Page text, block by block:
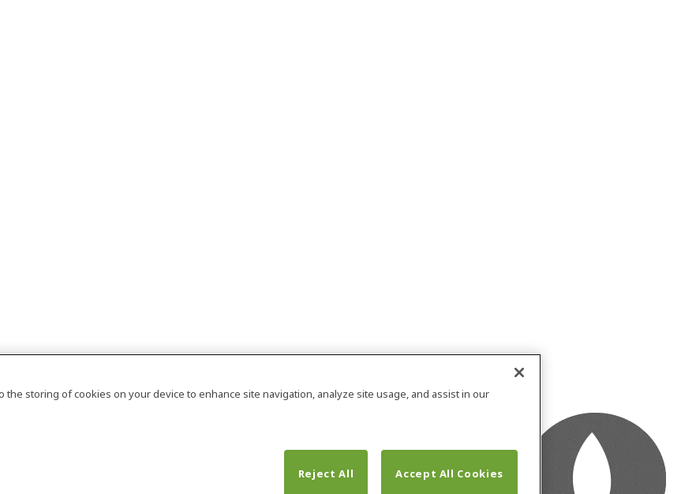
the storing of cookies on your device to enhance site navigation, analyze site usage, and assist in our
Reject All
Accept All Cookies